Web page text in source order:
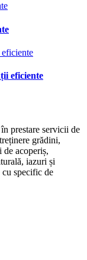
eficiente
prestare servicii de
grădini,
acoperiș,
iazuri și
cu specific de